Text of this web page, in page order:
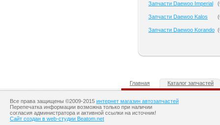
Запчасти Daewoo Imperial (
Запчасти Daewoo Kalos (
Запчасти Daewoo Korando (
Главная Каталог запчастей
Все права защищены ©2009-2015 интернет магазин автозапчастей
Перепечатка информации возможна только при наличии
согласия администратора и активной ссылки на источник!
Сайт создан в web-студии Beatom.net